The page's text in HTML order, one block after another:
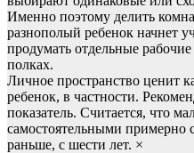
Именно поэтому делить
разнополый ребенок начнет
продумать отдельные
полках.
Личное пространство ценит
ребенок, в частности.
показатель. Считается, что
самостоятельными примерно
раньше, с шести лет. ×